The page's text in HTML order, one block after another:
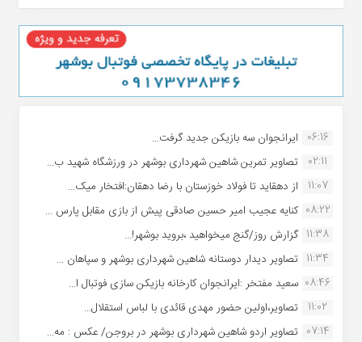
06:16 ایرانجوان سه بازیکن جدید گرفت...
02:11
تصاویر تمرین شاهین شهردارى بوشهر در ورزشگاه شهید ب...
11:07
از دهقاید تا فولاد خوزستان با رضا دهقان:افتخار میک...
08:22 کنایه عجیب امیر حسین صادقی پیش از بازی مقابل پارس ...
11:38 گزارش روز/گنج میخواهید ،بروید بوشهر!...
11:34 تصاویر دیدار دوستانه شاهین شهردارى بوشهر و سپاهان ...
08:46 سعید مفتخر :ایرانجوان کارخانه بازیکن سازی فوتبال ا...
11:02
تصاویر،اولین حضور مهدی قائدی با لباس استقلال...
07:14 تصاویر اردو شاهین شهرداری بوشهر در بروجن/ عکس : مه...